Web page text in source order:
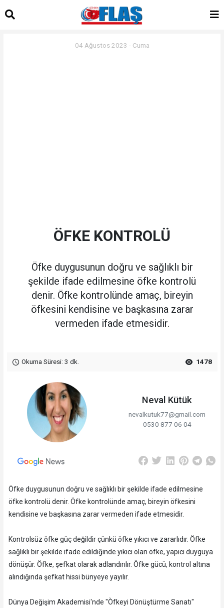
04 Ağustos 2023 - Cuma
ÖFKE KONTROLÜ
Öfke duygusunun doğru ve sağlıklı bir
şekilde ifade edilmesine öfke kontrolü
denir. Öfke kontrolünde amaç, bireyin
öfkesini kendisine ve başkasına zarar
vermeden ifade etmesidir.
Okuma Süresi: 3 dk. 1478
Neval Kütük
nevalkutuk77@gmail.com
0530 877 06 04
Öfke duygusunun doğru ve sağlıklı bir şekilde ifade edilmesine
öfke kontrolü denir. Öfke kontrolünde amaç, bireyin öfkesini
kendisine ve başkasına zarar vermeden ifade etmesidir.
Kontrolsüz öfke güç değildir çünkü öfke yıkıcı ve zararlıdır. Öfke
sağlıklı bir şekilde ifade edildiğinde yıkıcı olan öfke, yapıcı duyguya
dönüşür. Öfke, şefkat olarak adlandırılır. Öfke gücü, kontrol altına
alındığında şefkat hissi bünyeye yayılır.
Dünya Değişim Akademisi'nde "Òfkeyi Dönüştürme Sanatı"